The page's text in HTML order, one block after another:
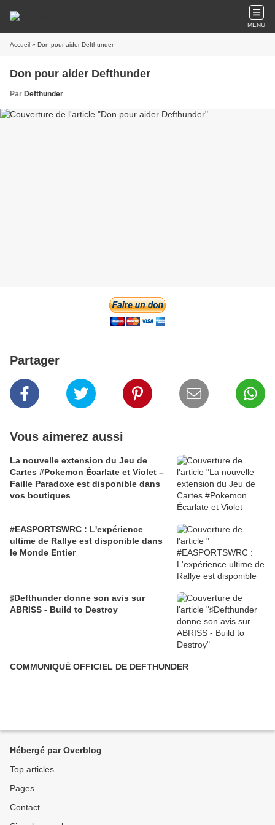
MENU
Accueil » Don pour aider Defthunder
Don pour aider Defthunder
Par Defthunder
Partager
Vous aimerez aussi
La nouvelle extension du Jeu de
Cartes #Pokemon Écarlate et Violet –
Faille Paradoxe est disponible dans
vos boutiques
#EASPORTSWRC : L'expérience
ultime de Rallye est disponible dans
le Monde Entier
♯Defthunder donne son avis sur
ABRISS - Build to Destroy
COMMUNIQUÉ OFFICIEL DE DEFTHUNDER
Hébergé par Overblog
Top articles
Pages
Contact